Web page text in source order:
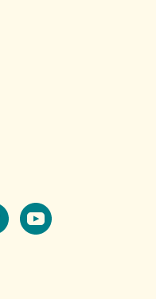
youtube